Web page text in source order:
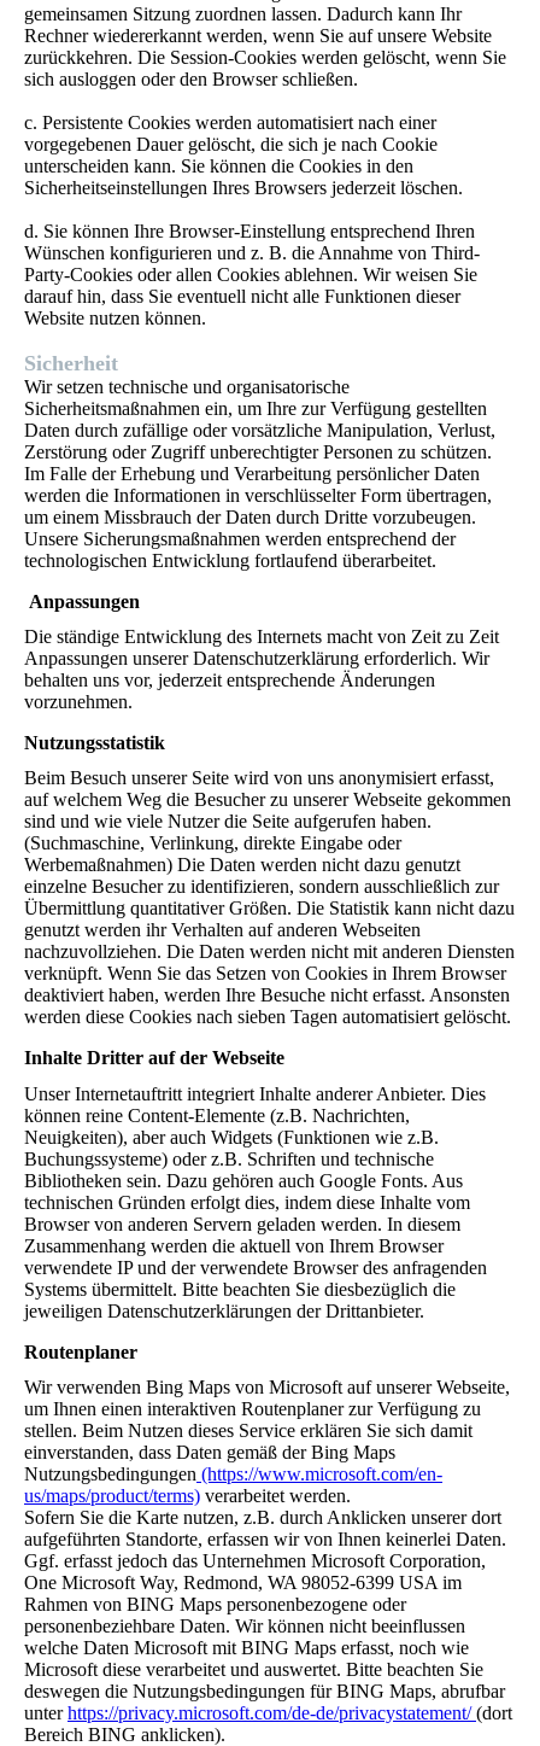
gemeinsamen Sitzung zuordnen lassen. Dadurch kann Ihr
Rechner wiedererkannt werden, wenn Sie auf unsere Website
zurückkehren. Die Session-Cookies werden gelöscht, wenn Sie
sich ausloggen oder den Browser schließen.
c. Persistente Cookies werden automatisiert nach einer
vorgegebenen Dauer gelöscht, die sich je nach Cookie
unterscheiden kann. Sie können die Cookies in den
Sicherheitseinstellungen Ihres Browsers jederzeit löschen.
d. Sie können Ihre Browser-Einstellung entsprechend Ihren
Wünschen konfigurieren und z. B. die Annahme von Third-
Party-Cookies oder allen Cookies ablehnen. Wir weisen Sie
darauf hin, dass Sie eventuell nicht alle Funktionen dieser
Website nutzen können.
Sicherheit
Wir setzen technische und organisatorische
Sicherheitsmaßnahmen ein, um Ihre zur Verfügung gestellten
Daten durch zufällige oder vorsätzliche Manipulation, Verlust,
Zerstörung oder Zugriff unberechtigter Personen zu schützen.
Im Falle der Erhebung und Verarbeitung persönlicher Daten
werden die Informationen in verschlüsselter Form übertragen,
um einem Missbrauch der Daten durch Dritte vorzubeugen.
Unsere Sicherungsmaßnahmen werden entsprechend der
technologischen Entwicklung fortlaufend überarbeitet.
Anpassungen
Die ständige Entwicklung des Internets macht von Zeit zu Zeit
Anpassungen unserer Datenschutzerklärung erforderlich. Wir
behalten uns vor, jederzeit entsprechende Änderungen
vorzunehmen.
Nutzungsstatistik
Beim Besuch unserer Seite wird von uns anonymisiert erfasst,
auf welchem Weg die Besucher zu unserer Webseite gekommen
sind und wie viele Nutzer die Seite aufgerufen haben.
(Suchmaschine, Verlinkung, direkte Eingabe oder
Werbemaßnahmen) Die Daten werden nicht dazu genutzt
einzelne Besucher zu identifizieren, sondern ausschließlich zur
Übermittlung quantitativer Größen. Die Statistik kann nicht dazu
genutzt werden ihr Verhalten auf anderen Webseiten
nachzuvollziehen. Die Daten werden nicht mit anderen Diensten
verknüpft. Wenn Sie das Setzen von Cookies in Ihrem Browser
deaktiviert haben, werden Ihre Besuche nicht erfasst. Ansonsten
werden diese Cookies nach sieben Tagen automatisiert gelöscht.
Inhalte Dritter auf der Webseite
Unser Internetauftritt integriert Inhalte anderer Anbieter. Dies
können reine Content-Elemente (z.B. Nachrichten,
Neuigkeiten), aber auch Widgets (Funktionen wie z.B.
Buchungssysteme) oder z.B. Schriften und technische
Bibliotheken sein. Dazu gehören auch Google Fonts. Aus
technischen Gründen erfolgt dies, indem diese Inhalte vom
Browser von anderen Servern geladen werden. In diesem
Zusammenhang werden die aktuell von Ihrem Browser
verwendete IP und der verwendete Browser des anfragenden
Systems übermittelt. Bitte beachten Sie diesbezüglich die
jeweiligen Datenschutzerklärungen der Drittanbieter.
Routenplaner
Wir verwenden Bing Maps von Microsoft auf unserer Webseite,
um Ihnen einen interaktiven Routenplaner zur Verfügung zu
stellen. Beim Nutzen dieses Service erklären Sie sich damit
einverstanden, dass Daten gemäß der Bing Maps
Nutzungsbedingungen (https://www.microsoft.com/en-
us/maps/product/terms) verarbeitet werden.
Sofern Sie die Karte nutzen, z.B. durch Anklicken unserer dort
aufgeführten Standorte, erfassen wir von Ihnen keinerlei Daten.
Ggf. erfasst jedoch das Unternehmen Microsoft Corporation,
One Microsoft Way, Redmond, WA 98052-6399 USA im
Rahmen von BING Maps personenbezogene oder
personenbeziehbare Daten. Wir können nicht beeinflussen
welche Daten Microsoft mit BING Maps erfasst, noch wie
Microsoft diese verarbeitet und auswertet. Bitte beachten Sie
deswegen die Nutzungsbedingungen für BING Maps, abrufbar
unterhttps://privacy.microsoft.com/de-de/privacystatement/(dort
Bereich BING anklicken).